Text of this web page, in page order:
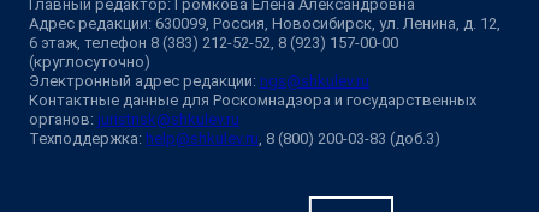
Главный редактор: Громкова Елена Александровна
Адрес редакции: 630099, Россия, Новосибирск, ул. Ленина, д. 12,
6 этаж, телефон 8 (383) 212-52-52, 8 (923) 157-00-00
(круглосуточно)
Электронный адрес редакции: ngs@shkulev.ru
Контактные данные для Роскомнадзора и государственных
органов: juristnsk@shkulev.ru
Техподдержка: help@shkulev.ru , 8 (800) 200-03-83 (доб.3)